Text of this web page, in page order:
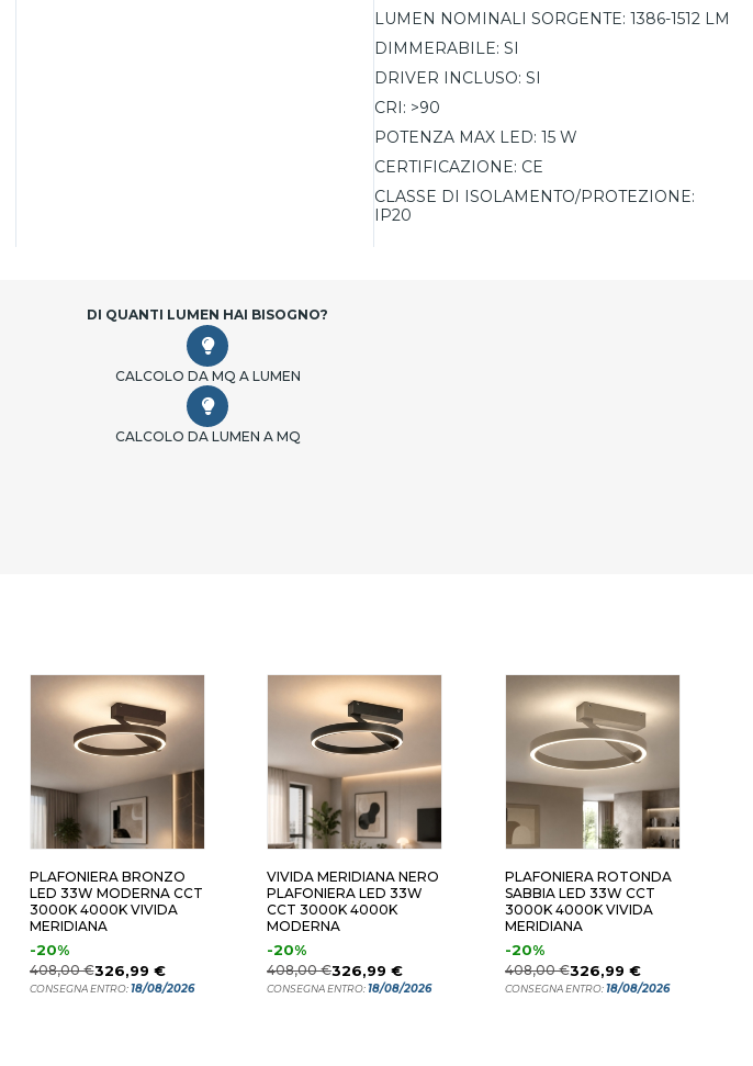
LUMEN NOMINALI SORGENTE: 1386-1512 LM
DIMMERABILE: SI
DRIVER INCLUSO: SI
CRI: >90
POTENZA MAX LED: 15 W
CERTIFICAZIONE: CE
CLASSE DI ISOLAMENTO/PROTEZIONE:
IP20
DI QUANTI LUMEN HAI BISOGNO?
CALCOLO DA MQ A LUMEN
CALCOLO DA LUMEN A MQ
PLAFONIERA BRONZO
LED 33W MODERNA CCT
3000K 4000K VIVIDA
MERIDIANA
-20%
408,00 €326,99 €
CONSEGNA ENTRO:18/08/2026
VIVIDA MERIDIANA NERO
PLAFONIERA LED 33W
CCT 3000K 4000K
MODERNA
-20%
408,00 €326,99 €
CONSEGNA ENTRO:18/08/2026
PLAFONIERA ROTONDA
SABBIA LED 33W CCT
3000K 4000K VIVIDA
MERIDIANA
-20%
408,00 €326,99 €
CONSEGNA ENTRO:18/08/2026